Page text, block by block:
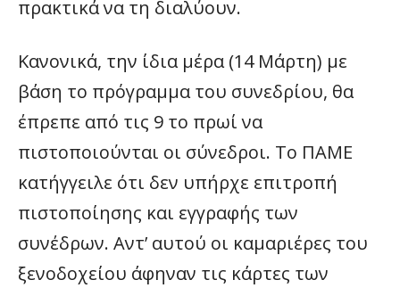
πρακτικά να τη διαλύουν.
Κανονικά, την ίδια μέρα (14 Μάρτη) με
βάση το πρόγραμμα του συνεδρίου, θα
έπρεπε από τις 9 το πρωί να
πιστοποιούνται οι σύνεδροι. Το ΠΑΜΕ
κατήγγειλε ότι δεν υπήρχε επιτροπή
πιστοποίησης και εγγραφής των
συνέδρων. Αντ’ αυτού οι καμαριέρες του
ξενοδοχείου άφηναν τις κάρτες των